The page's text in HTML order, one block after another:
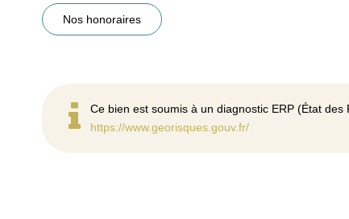
Nos honoraires
Ce bien est soumis à un diagnostic ERP (État
https://www.georisques.gouv.fr/